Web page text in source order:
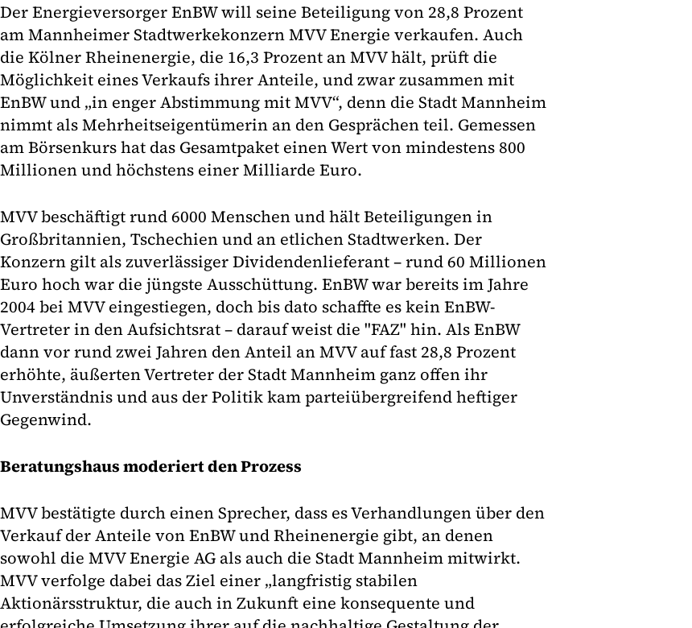
Der Energieversorger EnBW will seine Beteiligung von 28,8 Prozent
am Mannheimer Stadtwerkekonzern MVV Energie verkaufen. Auch
die Kölner Rheinenergie, die 16,3 Prozent an MVV hält, prüft die
Möglichkeit eines Verkaufs ihrer Anteile, und zwar zusammen mit
EnBW und „in enger Abstimmung mit MVV“, denn die Stadt Mannheim
nimmt als Mehrheitseigentümerin an den Gesprächen teil. Gemessen
am Börsenkurs hat das Gesamtpaket einen Wert von mindestens 800
Millionen und höchstens einer Milliarde Euro.
MVV beschäftigt rund 6000 Menschen und hält Beteiligungen in
Großbritannien, Tschechien und an etlichen Stadtwerken. Der
Konzern gilt als zuverlässiger Dividendenlieferant – rund 60 Millionen
Euro hoch war die jüngste Ausschüttung. EnBW war bereits im Jahre
2004 bei MVV eingestiegen, doch bis dato schaffte es kein EnBW-
Vertreter in den Aufsichtsrat – darauf weist die "FAZ" hin. Als EnBW
dann vor rund zwei Jahren den Anteil an MVV auf fast 28,8 Prozent
erhöhte, äußerten Vertreter der Stadt Mannheim ganz offen ihr
Unverständnis und aus der Politik kam parteiübergreifend heftiger
Gegenwind.
Beratungshaus moderiert den Prozess
MVV bestätigte durch einen Sprecher, dass es Verhandlungen über den
Verkauf der Anteile von EnBW und Rheinenergie gibt, an denen
sowohl die MVV Energie AG als auch die Stadt Mannheim mitwirkt.
MVV verfolge dabei das Ziel einer „langfristig stabilen
Aktionärsstruktur, die auch in Zukunft eine konsequente und